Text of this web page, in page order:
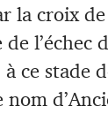
la croix
ce stade
nom